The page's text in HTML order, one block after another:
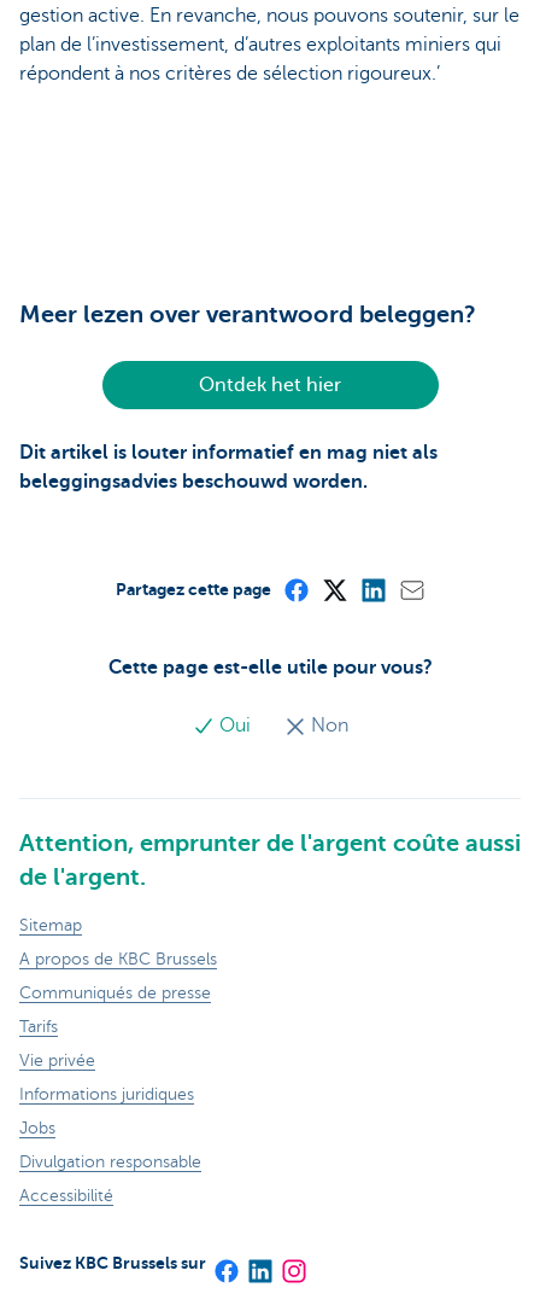
gestion active. En revanche, nous pouvons soutenir, sur le
plan de l’investissement, d’autres exploitants miniers qui
répondent à nos critères de sélection rigoureux.’
Meer lezen over verantwoord beleggen?
Ontdek het hier
Dit artikel is louter informatief en mag niet als
beleggingsadvies beschouwd worden.
Cette page est-elle utile pour vous?
Oui Non
Partagez cette page
Attention, emprunter de l'argent coûte aussi
de l'argent.
Sitemap
A propos de KBC Brussels
Communiqués de presse
Tarifs
Vie privée
Informations juridiques
Jobs
Divulgation responsable
Accessibilité
Suivez KBC Brussels sur